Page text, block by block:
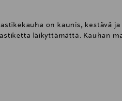
on kaunis, kestävä
läikyttämättä. Kauhan